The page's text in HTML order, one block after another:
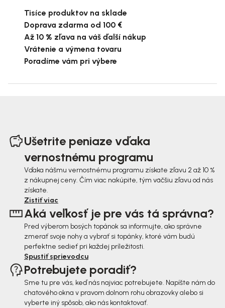
Tisíce produktov na sklade
Doprava zdarma od 100 €
Až 10 % zľava na váš ďalší nákup
Vrátenie a výmena tovaru
Poradíme vám pri výbere
Ušetrite peniaze vďaka
vernostnému programu
Vďaka nášmu vernostnému programu získate zľavu 2 až 10 %
z nákupnej ceny. Čím viac nakúpite, tým väčšiu zľavu od nás
získate.
Zistiť viac
Aká veľkosť je pre vás tá správna?
Pred výberom bosých topánok sa informujte, ako správne
zmerať svoje nohy a vybrať si topánky, ktoré vám budú
perfektne sedieť pri každej príležitosti.
Spustiť sprievodcu
Potrebujete poradiť?
Sme tu pre vás, keď nás najviac potrebujete. Napíšte nám do
chatového okna v pravom dolnom rohu obrazovky alebo si
vyberte iný spôsob, ako nás kontaktovať.